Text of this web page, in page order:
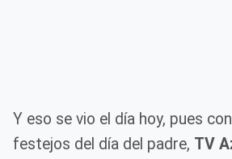
Y eso se vio el día hoy, pues
festejos del día del padre, TV